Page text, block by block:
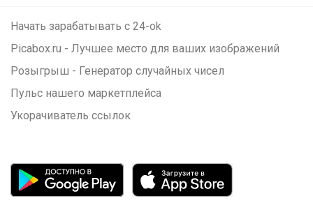
Начать зарабатывать с 24-ok
Picabox.ru - Лучшее место для ваших изображений
Розыгрыш - Генератор случайных чисел
Пульс нашего маркетплейса
Укорачиватель ссылок